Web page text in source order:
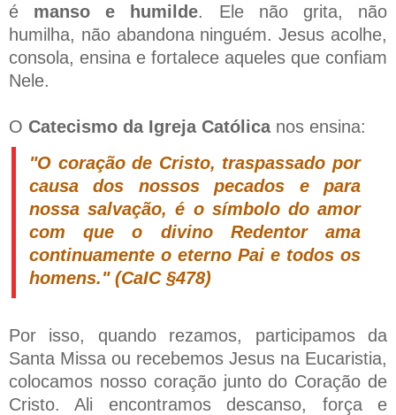
é manso e humilde. Ele não grita, não
humilha, não abandona ninguém. Jesus acolhe,
consola, ensina e fortalece aqueles que confiam
Nele.
O Catecismo da Igreja Católicanos ensina:
"O coração de Cristo, traspassado por
causa dos nossos pecados e para
nossa salvação, é o símbolo do amor
com que o divino Redentor ama
continuamente o eterno Pai e todos os
homens." (CaIC §478)
Por isso, quando rezamos, participamos da
Santa Missa ou recebemos Jesus na Eucaristia,
colocamos nosso coração junto do Coração de
Cristo. Ali encontramos descanso, força e